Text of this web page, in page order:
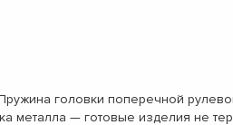
головки поперечной
— готовые изделия не